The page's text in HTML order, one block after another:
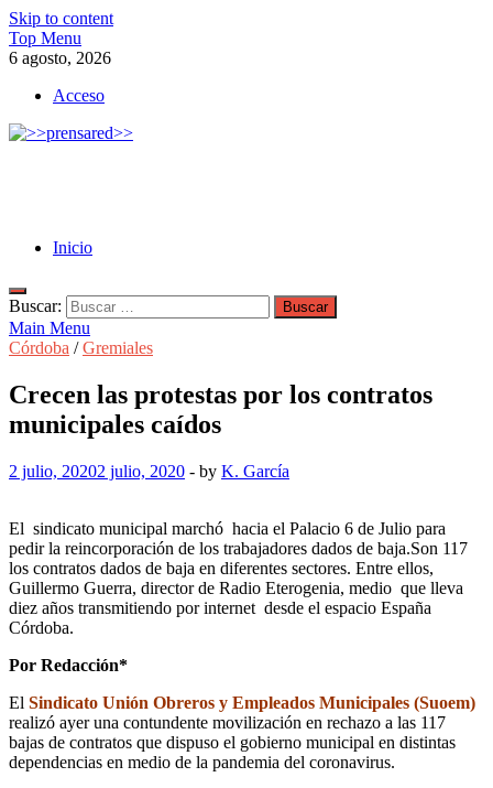
Skip to content
Top Menu
6 agosto, 2026
Acceso
Inicio
Buscar:
Main Menu
Córdoba /Gremiales
Crecen las protestas por los contratos
municipales caídos
2 julio, 20202 julio, 2020 - by K. García
El sindicato municipal marchó hacia el Palacio 6 de Julio para
pedir la reincorporación de los trabajadores dados de baja.Son 117
los contratos dados de baja en diferentes sectores. Entre ellos,
Guillermo Guerra, director de Radio Eterogenia, medio que lleva
diez años transmitiendo por internet desde el espacio España
Córdoba.
Por Redacción*
El Sindicato Unión Obreros y Empleados Municipales (Suoem)
realizó ayer una contundente movilización en rechazo a las 117
bajas de contratos que dispuso el gobierno municipal en distintas
dependencias en medio de la pandemia del coronavirus.